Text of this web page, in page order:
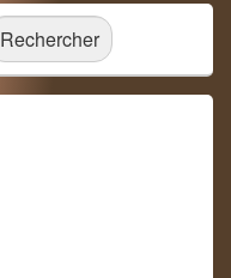
Rechercher